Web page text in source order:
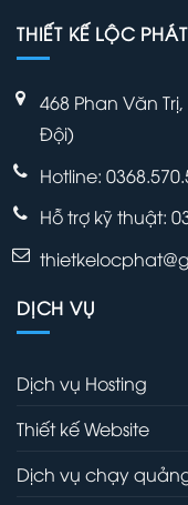
THIẾT KẾ LỘC
468 Phan Văn
Đội)
Hotline:
Hỗ trợ kỹ thuật:
DỊCH VỤ
Dịch vụ Hosting
Thiết kế Website
Dịch vụ chạy